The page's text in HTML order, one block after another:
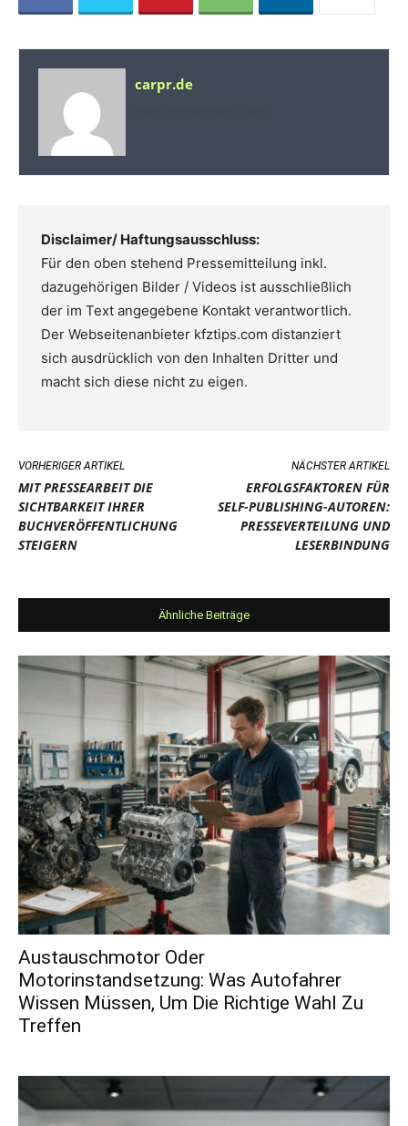
carpr.de
Disclaimer/ Haftungsausschluss:
Für den oben stehend Pressemitteilung inkl.
dazugehörigen Bilder / Videos ist ausschließlich
der im Text angegebene Kontakt verantwortlich.
Der Webseitenanbieter kfztips.com distanziert
sich ausdrücklich von den Inhalten Dritter und
macht sich diese nicht zu eigen.
VORHERIGER ARTIKEL
MIT PRESSEARBEIT DIE
SICHTBARKEIT IHRER
BUCHVERÖFFENTLICHUNG
STEIGERN
NÄCHSTER ARTIKEL
ERFOLGSFAKTOREN FÜR
SELF-PUBLISHING-AUTOREN:
PRESSEVERTEILUNG UND
LESERBINDUNG
Ähnliche Beiträge
Austauschmotor Oder
Motorinstandsetzung: Was Autofahrer
Wissen Müssen, Um Die Richtige Wahl Zu
Treffen